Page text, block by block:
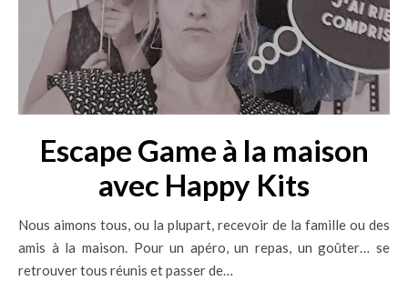
Escape Game à la maison
avec Happy Kits
Nous aimons tous, ou la plupart, recevoir de la famille ou des
amis à la maison. Pour un apéro, un repas, un goûter… se
retrouver tous réunis et passer de…